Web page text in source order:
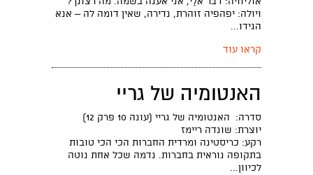
ויולה: יפהפיה זוהרת, נדירה, שאין דומה לה – אנא
הגידו...
קראו עוד
האנטומיה של גריי
סדרה: האנטומיה של גריי (עונה 10 פרק 12)
יוצרת: שונדה ריימז
רקע: כריסטינה ומרדית החברות הכי הכי טובות
בתקופה נוראית בחברות. נדמה שכל אחת נוטה
לכיוון...